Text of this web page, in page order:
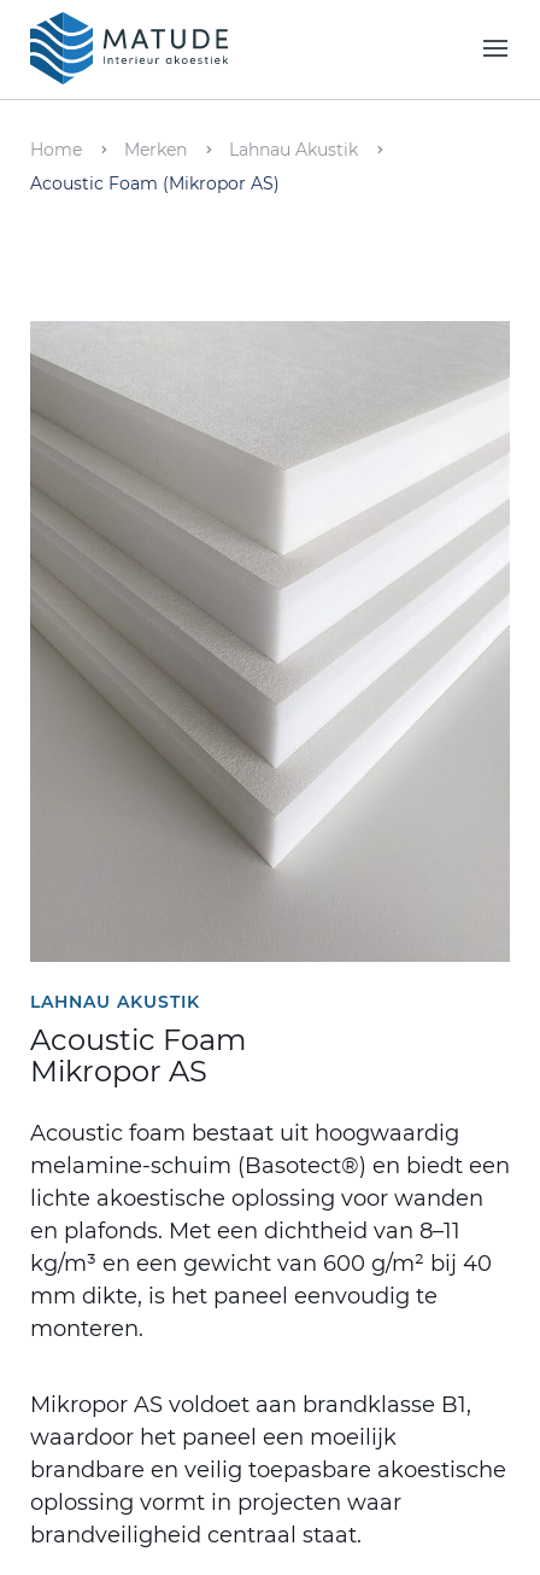
Home
Inspiratie & Tools
Matude
Home Merken
Lahnau Akustik
Acoustic Foam (Mikropor AS)
LAHNAU AKUSTIK
Acoustic Foam
Mikropor AS
Acoustic foam bestaat uit hoogwaardig
melamine-schuim (Basotect®) en biedt een
lichte akoestische oplossing voor wanden
en plafonds. Met een dichtheid van 8–11
kg/m³ en een gewicht van 600 g/m² bij 40
mm dikte, is het paneel eenvoudig te
monteren.
Mikropor AS voldoet aan brandklasse B1,
waardoor het paneel een moeilijk
brandbare en veilig toepasbare akoestische
oplossing vormt in projecten waar
brandveiligheid centraal staat.